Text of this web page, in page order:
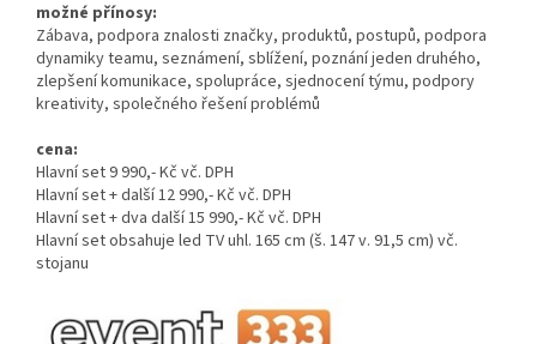
možné přínosy:
Zábava, podpora znalosti značky, produktů, postupů, podpora
dynamiky teamu, seznámení, sblížení, poznání jeden druhého,
zlepšení komunikace, spolupráce, sjednocení týmu, podpory
kreativity, společného řešení problémů
cena:
Hlavní set 9 990,- Kč vč. DPH
Hlavní set + další 12 990,- Kč vč. DPH
Hlavní set + dva další 15 990,- Kč vč. DPH
Hlavní set obsahuje led TV uhl. 165 cm (š. 147 v. 91,5 cm) vč.
stojanu